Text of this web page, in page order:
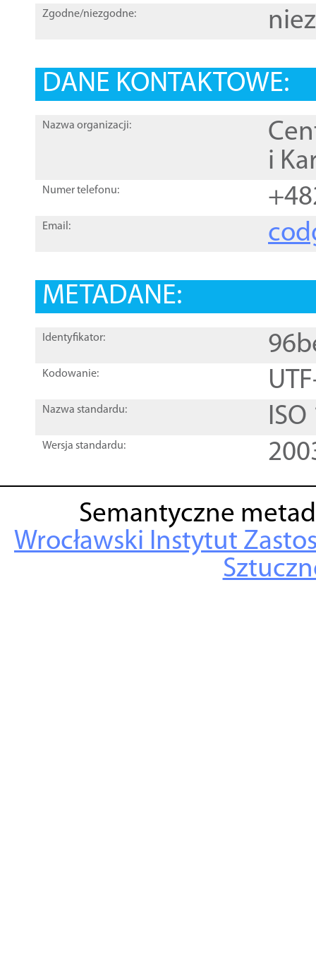
Zgodne/niezgodne:
DANE KONTAKTOWE:
Nazwa organizacji:
i
Numer telefonu:
Email:
METADANE:
Identyfikator:
Kodowanie:
Nazwa standardu:
Wersja standardu:
Semantyczne
Wrocławski Instytut